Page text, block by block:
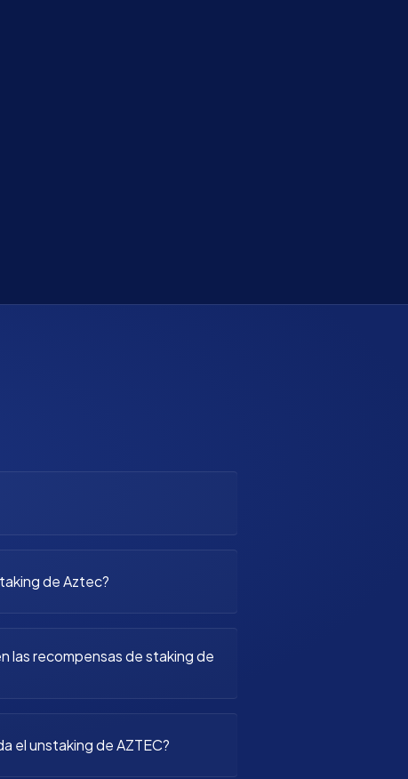
de Aztec?
las recompensas de staking de
el unstaking de AZTEC?